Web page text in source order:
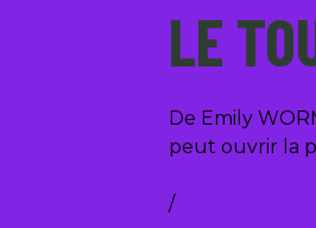
LE
De Emily
peut ouvrir la
/